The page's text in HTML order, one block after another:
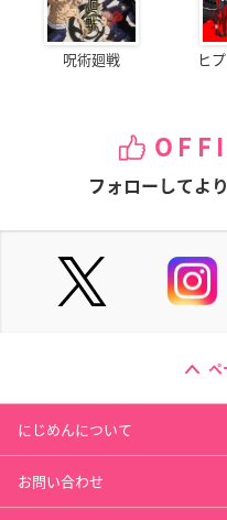
呪術廻戦 ヒ
フォローしてよ
ペ
にじめんについて
お問い合わせ